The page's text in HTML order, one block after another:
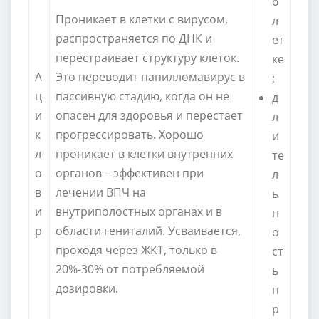
А
ц
и
к
л
о
в
и
р
Проникает в клетки с вирусом,
распространяется по ДНК и
перестраивает структуру клеток.
Это переводит папилломавирус в
пассивную стадию, когда он не
опасен для здоровья и перестает
прогрессировать. Хорошо
проникает в клетки внутренних
органов – эффективен при
лечении ВПЧ на
внутриполостных органах и в
области гениталий. Усваивается,
проходя через ЖКТ, только в
20%-30% от потребляемой
дозировки.
л
ет
ке
;
д
л
и
те
л
ь
н
о
ст
ь
п
р